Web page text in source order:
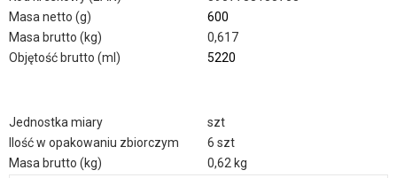
Masa netto (g)
600
Masa brutto (kg)
0,617
Objętość brutto (ml)
5220
Jednostka miary
szt
Ilość w opakowaniu zbiorczym
6 szt
Masa brutto (kg)
0,62 kg